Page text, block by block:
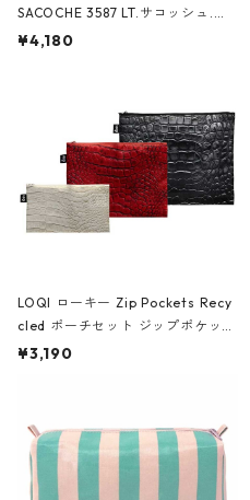
SACOCHE 3587 LT.サコッシュ.ル
ミエ-B ショルダーバッグ グロスピ
¥4,180
LOQI ローキー Zip Pockets Recy
cled ポーチセット ジップポケット
ファスナーポーチ 撥水加工 トラベ
ーガンディー、オフホワイト
¥3,190